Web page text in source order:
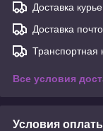
Доставка
Доставка
Транспортная
Все условия
Условия